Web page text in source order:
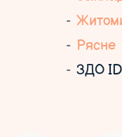
Рясне
ЗДО